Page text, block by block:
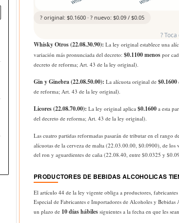
? original: $0.1600 · ? nuevo: $0.09 / $0.05
?
Whisky Otros (22.08.30.90): La ley original establece una
variación más pronunciada del decreto: $0.1100 menos por
decreto de reforma; Art. 43 de la ley original).
Gin y Ginebra (22.08.50.00): La alícuota original de $0.1600
de reforma; Art. 43 de la ley original).
Licores (22.08.70.00): La ley original aplica $0.1600 a esta
del decreto de reforma; Art. 43 de la ley original).
Las cuatro partidas reformadas pasarán de tributar en el rango
alícuotas de la cerveza de malta (22.03.00.00, $0.0900), de
del ron y aguardientes de caña (22.08.40, entre $0.0325 y
PRODUCTORES DE BEBIDAS ALCOHOLICAS
El artículo 44 de la ley vigente obliga a productores,
Especial de Fabricantes e Importadores de Alcoholes y
un plazo de 10 días hábiles siguientes a la fecha en que les